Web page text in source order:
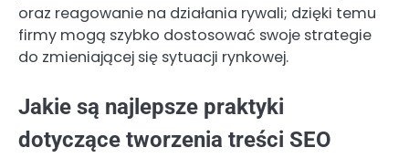
oraz reagowanie na działania rywali; dzięki temu
firmy mogą szybko dostosować swoje strategie
do zmieniającej się sytuacji rynkowej.
Jakie są najlepsze praktyki
dotyczące tworzenia treści SEO